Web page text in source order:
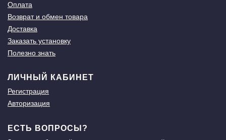
Оплата
Возврат и обмен товара
Доставка
Заказать установку
Полезно знать
ЛИЧНЫЙ КАБИНЕТ
Регистрация
Авторизация
ЕСТЬ ВОПРОСЫ?